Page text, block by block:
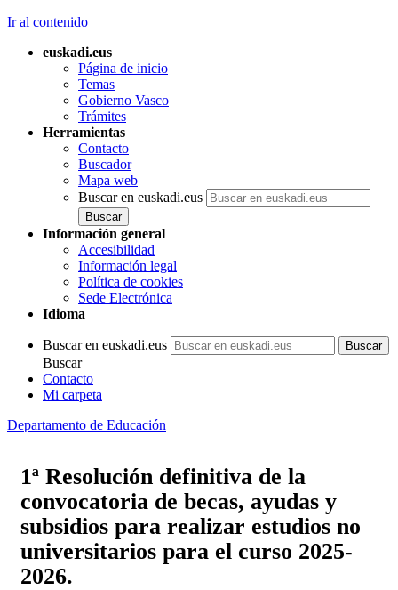
Ir al contenido
euskadi.eus
Página de inicio
Temas
Gobierno Vasco
Trámites
Herramientas
Contacto
Buscador
Mapa web
Buscar en euskadi.eus
Información general
Accesibilidad
Información legal
Política de cookies
Sede Electrónica
Idioma
Buscar en euskadi.eus
Buscar
Contacto
Mi carpeta
Departamento de Educación
1ª Resolución definitiva de la
convocatoria de becas, ayudas y
subsidios para realizar estudios no
universitarios para el curso 2025-
2026.